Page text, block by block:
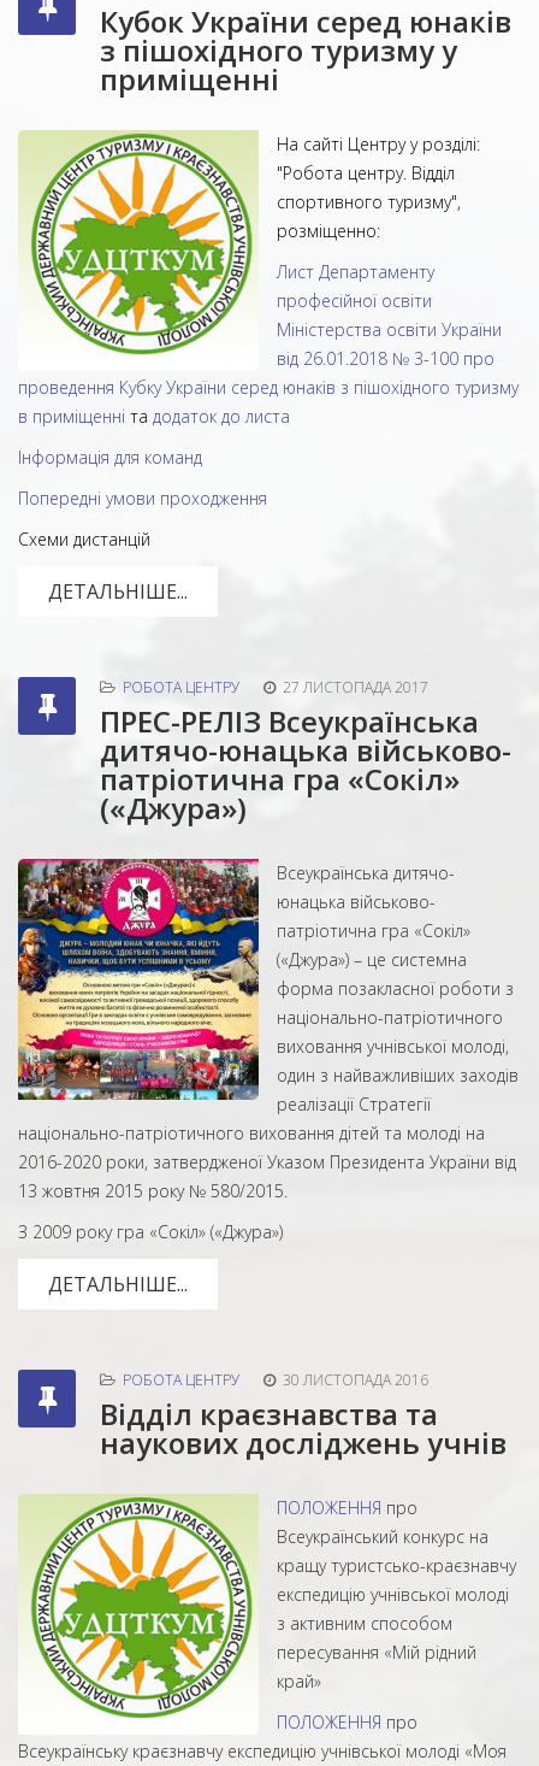
Кубок України серед юнаків
з пішохідного туризму у
приміщенні
На сайті Центру у розділі:
"Робота центру. Відділ
спортивного туризму",
розміщенно:
Лист Департаменту
професійної освіти
Міністерства освіти України
від 26.01.2018 № 3-100 про
проведення Кубку України серед юнаків з пішохідного туризму
в приміщенні та додаток до листа
Інформація для команд
Попередні умови проходження
Схеми дистанцій
ДЕТАЛЬНІШЕ...
РОБОТА ЦЕНТРУ 27 ЛИСТОПАДА 2017
ПРЕС-РЕЛІЗ Всеукраїнська
дитячо-юнацька військово-
патріотична гра «Сокіл»
(«Джура»)
Всеукраїнська дитячо-
юнацька військово-
патріотична гра «Сокіл»
(«Джура») – це системна
форма позакласної роботи з
національно-патріотичного
виховання учнівської молоді,
один з найважливіших заходів
реалізації Стратегії
національно-патріотичного виховання дітей та молоді на
2016-2020 роки, затвердженої Указом Президента України від
13 жовтня 2015 року № 580/2015.
З 2009 року гра «Сокіл» («Джура»)
ДЕТАЛЬНІШЕ...
РОБОТА ЦЕНТРУ 30 ЛИСТОПАДА 2016
Відділ краєзнавства та
наукових досліджень учнів
ПОЛОЖЕННЯ про
Всеукраїнський конкурс на
кращу туристсько-краєзнавчу
експедицію учнівської молоді
з активним способом
пересування «Мій рідний
край»
ПОЛОЖЕННЯ про
Всеукраїнську краєзнавчу експедицію учнівської молоді «Моя